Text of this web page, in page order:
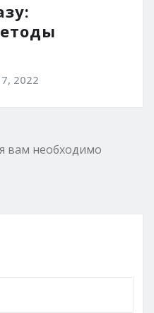
2022
вам необходимо